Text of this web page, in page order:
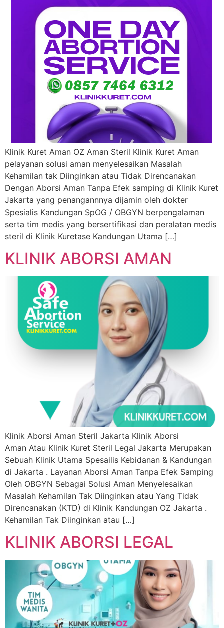
Klinik Kuret Aman OZ Aman Steril Klinik Kuret Aman
pelayanan solusi aman menyelesaikan Masalah
Kehamilan tak Diinginkan atau Tidak Direncanakan
Dengan Aborsi Aman Tanpa Efek samping di Klinik Kuret
Jakarta yang penangannnya dijamin oleh dokter
Spesialis Kandungan SpOG / OBGYN berpengalaman
serta tim medis yang bersertifikasi dan peralatan medis
steril di Klinik Kuretase Kandungan Utama […]
KLINIK ABORSI AMAN
Klinik Aborsi Aman Steril Jakarta Klinik Aborsi
Aman Atau Klinik Kuret Steril Legal Jakarta Merupakan
Sebuah Klinik Utama Spesailis Kebidanan & Kandungan
di Jakarta . Layanan Aborsi Aman Tanpa Efek Samping
Oleh OBGYN Sebagai Solusi Aman Menyelesaikan
Masalah Kehamilan Tak Diinginkan atau Yang Tidak
Direncanakan (KTD) di Klinik Kandungan OZ Jakarta .
Kehamilan Tak Diinginkan atau […]
KLINIK ABORSI LEGAL